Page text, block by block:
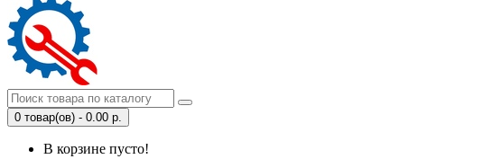
0 товар(ов) - 0.00 р.
В корзине пусто!